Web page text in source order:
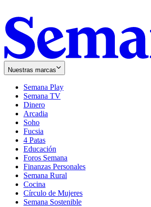
Nuestras marcas
Semana Play
Semana TV
Dinero
Arcadia
Soho
in
new
window
Fucsia
in
new
window
4 Patas
Educación
Foros Semana
Finanzas Personales
Semana Rural
Cocina
Círculo de Mujeres
Semana Sostenible